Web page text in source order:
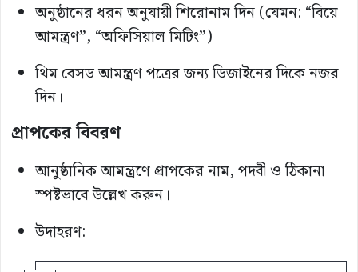
অনুষ্ঠানের ধরন অনুযায়ী শিরোনাম দিন (যেমন: “বিয়ে
আমন্ত্রণ”, “অফিসিয়াল মিটিং”)
থিম বেসড আমন্ত্রণ পত্রের জন্য ডিজাইনের দিকে নজর
দিন।
প্রাপকের বিবরণ
আনুষ্ঠানিক আমন্ত্রণে প্রাপকের নাম, পদবী ও ঠিকানা
স্পষ্টভাবে উল্লেখ করুন।
উদাহরণ: